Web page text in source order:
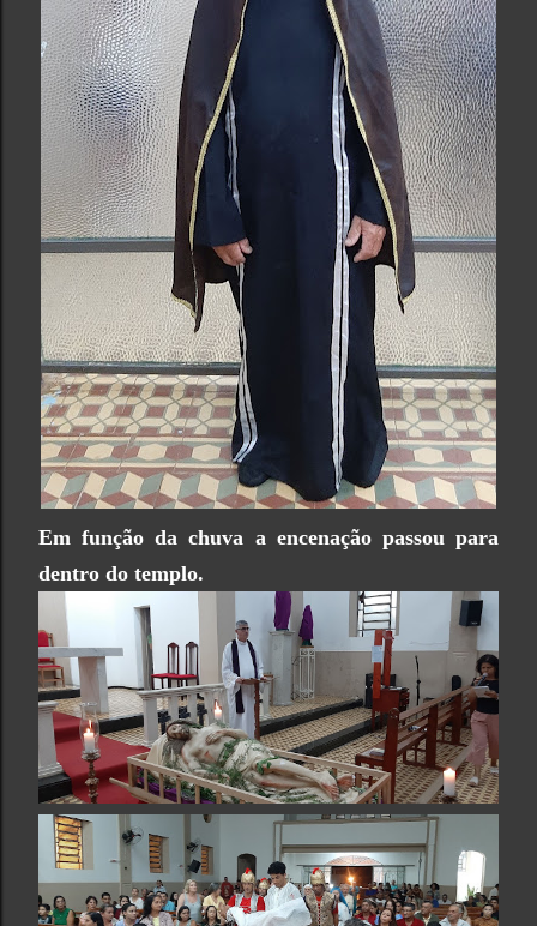
Em função da chuva a encenação passou para
dentro do templo.